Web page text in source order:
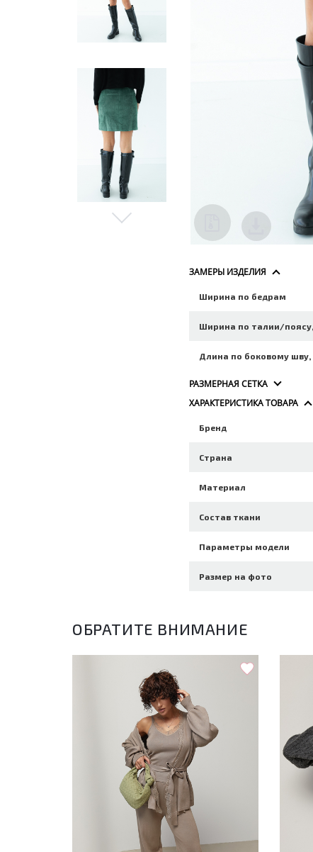
ЗАМЕРЫ ИЗДЕЛИЯ
Ширина по бедрам
Ширина по талии/
Длина по боковому шву,
РАЗМЕРНАЯ СЕТКА
ХАРАКТЕРИСТИКА ТОВАРА
Бренд
Страна
Материал
Состав ткани
Параметры модели
Размер на фото
ОБРАТИТЕ ВНИМАНИЕ